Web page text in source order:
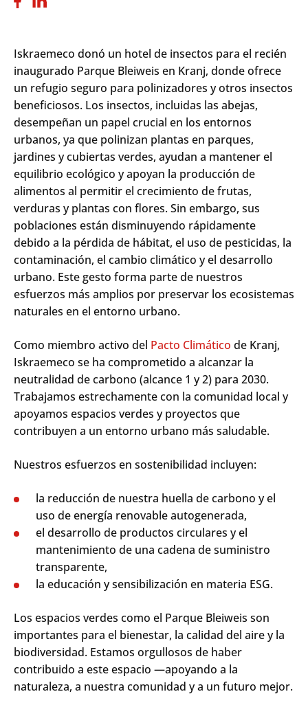
Iskraemeco donó un hotel de insectos para el recién
inaugurado Parque Bleiweis en Kranj, dondeofrece
un refugio seguro para polinizadores yotros insectos
beneficiosos. Los insectos, incluidas las abejas,
desempeñan un papel crucial en los entornos
urbanos, ya que polinizan plantas en parques,
jardines ycubiertas verdes, ayudan a mantenerel
equilibrio ecológico yapoyan la producción de
alimentos al permitirel crecimiento defrutas,
verduras yplantas con flores. Sin embargo, sus
poblaciones están disminuyendo rápidamente
debido a la pérdida de hábitat, el uso de pesticidas, la
contaminación, el cambio climático yel desarrollo
urbano. Este gesto forma parte de nuestros
esfuerzos más amplios por preservar los ecosistemas
naturales en el entorno urbano.
Como miembro activo del Pacto Climático de Kranj,
Iskraemeco se ha comprometido a alcanzar la
neutralidad decarbono (alcance 1 y 2) para 2030.
Trabajamos estrechamentecon la comunidad local y
apoyamos espacios verdes yproyectos que
contribuyen a un entorno urbano más saludable.
Nuestros esfuerzos en sostenibilidad incluyen:
la reducción de nuestra huella decarbono yel
uso deenergía renovableautogenerada,
el desarrollo de productos circulares yel
mantenimiento de una cadena desuministro
transparente,
la educación ysensibilización en materia ESG.
Los espacios verdes como el Parque Bleiweis son
importantes para el bienestar, la calidad del airey la
biodiversidad. Estamos orgullosos de haber
contribuido a esteespacio —apoyando a la
naturaleza, a nuestra comunidad y a un futuro mejor.